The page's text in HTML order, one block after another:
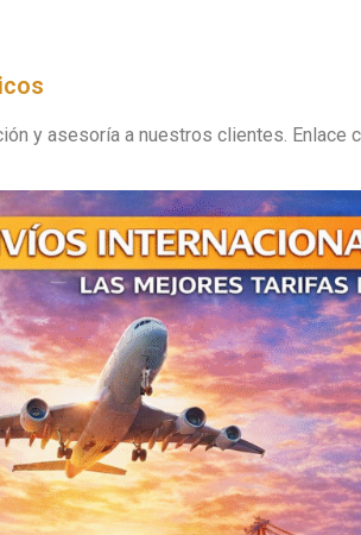
y asesoría a nuestros clientes. Enlace